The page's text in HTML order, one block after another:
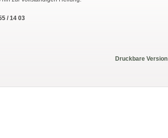
/ 14 03
Druckbare Version